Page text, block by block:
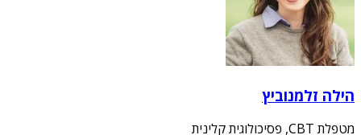
הילה זלמנוביץ
מטפלת CBT, פסיכולוגית קלינית